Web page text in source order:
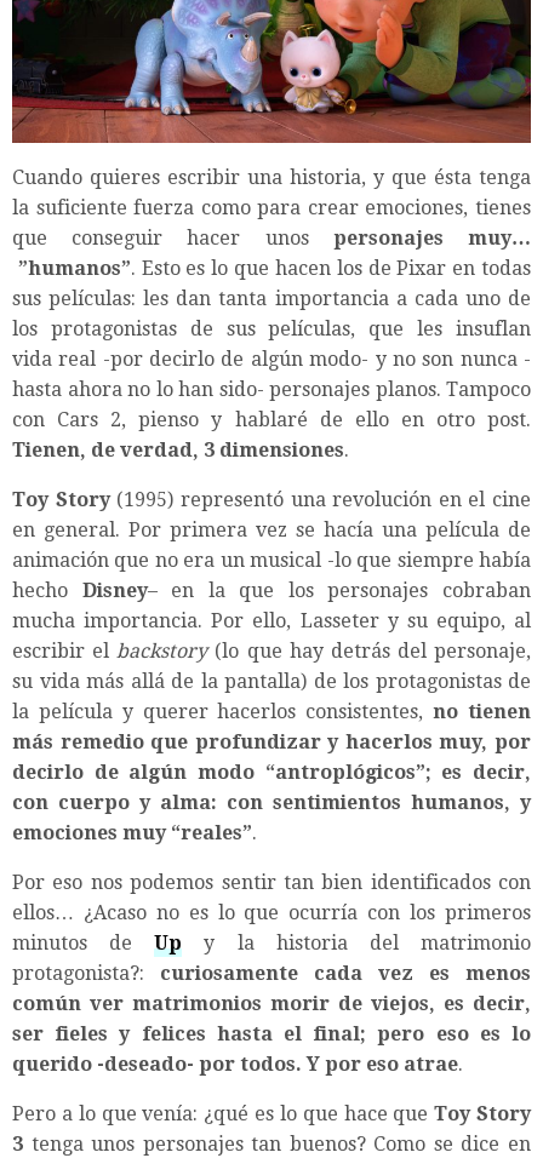
Cuando quieres escribir una historia, y que ésta tenga
la suficiente fuerza como para crear emociones, tienes
que conseguir hacer unos personajes muy…
”humanos”. Esto es lo que hacen los de Pixar en todas
sus películas: les dan tanta importancia a cada uno de
los protagonistas de sus películas, que les insuflan
vida real -por decirlo de algún modo- y no son nunca -
hasta ahora no lo han sido- personajes planos. Tampoco
con Cars 2, pienso y hablaré de ello en otro post.
Tienen, de verdad, 3 dimensiones.
Toy Story(1995) representó una revolución en el cine
en general. Por primera vez se hacía una película de
animación que no era un musical -lo que siempre había
hecho Disney– en la que los personajes cobraban
mucha importancia. Por ello, Lasseter y su equipo, al
escribir elbackstory(lo que hay detrás del personaje,
su vida más allá de la pantalla) de los protagonistas de
la película y querer hacerlos consistentes,no tienen
más remedio que profundizar y hacerlos muy, por
decirlo de algún modo “antroplógicos”; es decir,
con cuerpo y alma: con sentimientos humanos, y
emociones muy “reales”.
Por eso nos podemos sentir tan bien identificados con
ellos… ¿Acaso no es lo que ocurría con los primeros
minutos deUp y la historia del matrimonio
protagonista?: curiosamente cada vez es menos
común ver matrimonios morir de viejos, es decir,
ser fieles y felices hasta el final; pero eso es lo
querido -deseado- por todos. Y por eso atrae.
Pero a lo que venía: ¿qué es lo que hace queToy Story
3 tenga unos personajes tan buenos? Como se dice en